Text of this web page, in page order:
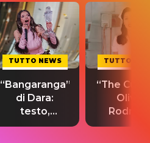
TUTTO NEWS
“Bangaranga”
di Dara:
testo,
traduzione e
TUTTO
“The
Olivia
testo,